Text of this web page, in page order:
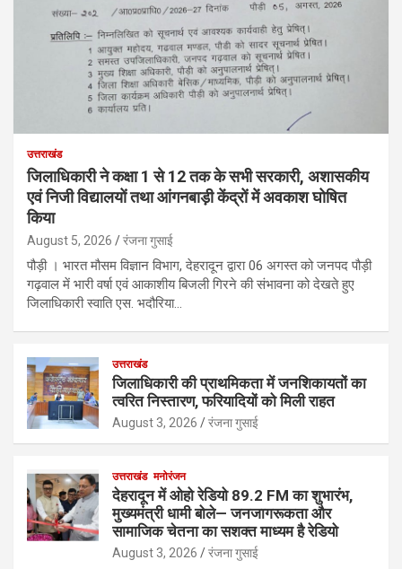
उत्तराखंड
जिलाधिकारी ने कक्षा 1 से 12 तक के सभी सरकारी, अशासकीय
एवं निजी विद्यालयों तथा आंगनबाड़ी केंद्रों में अवकाश घोषित
किया
August 5, 2026 रंजना गुसाई
पौड़ी । भारत मौसम विज्ञान विभाग, देहरादून द्वारा 06 अगस्त को जनपद पौड़ी
गढ़वाल में भारी वर्षा एवं आकाशीय बिजली गिरने की संभावना को देखते हुए
जिलाधिकारी स्वाति एस. भदौरिया…
उत्तराखंड
जिलाधिकारी की प्राथमिकता में जनशिकायतों का
त्वरित निस्तारण, फरियादियों को मिली राहत
August 3, 2026 रंजना गुसाई
उत्तराखंड मनोरंजन
देहरादून में ओहो रेडियो 89.2 FM का शुभारंभ,
मुख्यमंत्री धामी बोले— जनजागरूकता और
सामाजिक चेतना का सशक्त माध्यम है रेडियो
August 3, 2026 रंजना गुसाई